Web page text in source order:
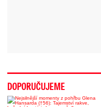
DOPORUČUJEME